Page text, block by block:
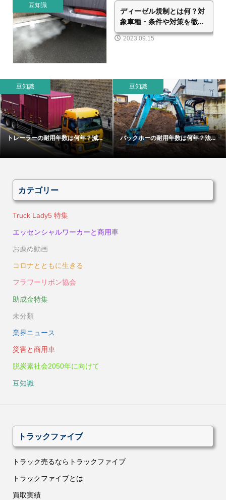
豆知識
ディーゼル規制とは何？対
象車種・条件や対策を徹...
2023.09.15
豆知識
トレーラーの耐用年数は何年？減...
豆知識
バックホーの耐用年数は何年？法...
カテゴリー
Truck Lady5 特集
エッセンシャルワーカーと商用車
お薦め動画
コロナとともに生きる
フラワーリボン協会
助成金特集
未分類
業界ニュース
災害と商用車
脱炭素社会2050年に向けて
豆知識
トラックファイブ
トラック売るならトラックファイブ
トラックファイブとは
買取実績